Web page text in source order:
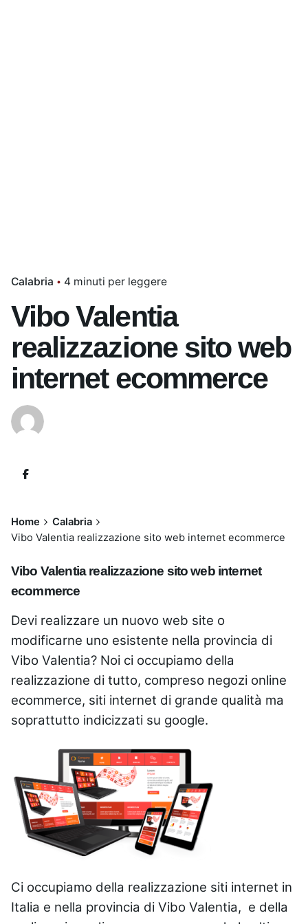
Calabria 4 minuti per leggere
Vibo Valentia
realizzazione sito web
internet ecommerce
Home
Calabria
Vibo Valentia realizzazione sito web internet ecommerce
Vibo Valentia realizzazione sito web internet
ecommerce
Devi realizzare un nuovo web site o
modificarne uno esistente nella provincia di
Vibo Valentia? Noi ci occupiamo della
realizzazione di tutto, compreso negozi online
ecommerce, siti internet di grande qualità ma
soprattutto indicizzati su google.
Ci occupiamo della realizzazione siti internet in
Italia e nella provincia di Vibo Valentia, e della